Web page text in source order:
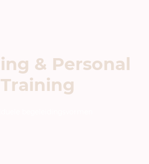
& Personal
Training